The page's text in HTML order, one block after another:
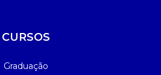
CURSOS
Graduação